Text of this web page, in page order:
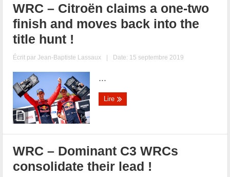
WRC – Citroën claims a one-two
finish and moves back into the
title hunt !
Écrit parJean-Baptiste Lassaux | Date: 15 septembre 2019
...
Lire
WRC – Dominant C3 WRCs
consolidate their lead !